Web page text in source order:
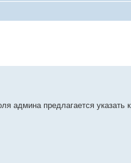
админа предлагается указать